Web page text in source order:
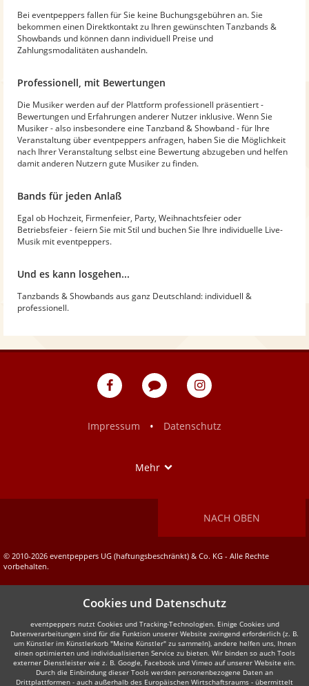
Bei eventpeppers fallen für Sie keine Buchungsgebühren an. Sie
bekommen einen Direktkontakt zu Ihren gewünschten Tanzbands &
Showbands und können dann individuell Preise und
Zahlungsmodalitäten aushandeln.
Professionell, mit Bewertungen
Die Musiker werden auf der Plattform professionell präsentiert -
Bewertungen und Erfahrungen anderer Nutzer inklusive. Wenn Sie
Musiker - also insbesondere eine Tanzband & Showband - für Ihre
Veranstaltung über eventpeppers anfragen, haben Sie die Möglichkeit
nach Ihrer Veranstaltung selbst eine Bewertung abzugeben und helfen
damit anderen Nutzern gute Musiker zu finden.
Bands für jeden Anlaß
Egal ob Hochzeit, Firmenfeier, Party, Weihnachtsfeier oder
Betriebsfeier - feiern Sie mit Stil und buchen Sie Ihre individuelle Live-
Musik mit eventpeppers.
Und es kann losgehen...
Tanzbands & Showbands aus ganz Deutschland: individuell &
professionell.
eventpeppers
Blog
eventpeppers
Impressum
• Datenschutz
Mehr
NACH OBEN
© 2010-2026 eventpeppers UG (haftungsbeschränkt) & Co. KG - Alle Rechte
vorbehalten.
Cookies und Datenschutz
eventpeppers nutzt Cookies und Tracking-Technologien. Einige Cookies und
Datenverarbeitungen sind für die Funktion unserer Website zwingend erforderlich (z. B.
um Künstler im Künstlerkorb "Meine Künstler" zu sammeln), andere helfen uns, Ihnen
einen optimierten und individualisierten Service zu bieten. Wir binden so auch Tools
externer Dienstleister wie z. B. Google, Facebook und Vimeo auf unserer Website ein.
Durch die Einbindung dieser Tools werden personenbezogene Daten an
Drittplattformen - auch außerhalb des Europäischen Wirtschaftsraums - übermittelt